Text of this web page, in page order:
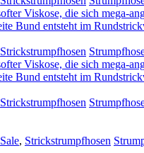
Strickstrumpfhosen
Strickstrumpfhosen
Sale, Strickstrumpfhosen